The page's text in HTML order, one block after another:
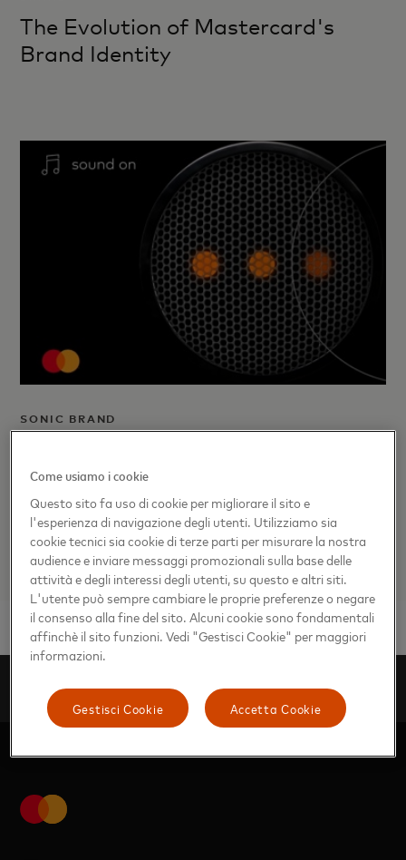
The Evolution of Mastercard's
Brand Identity
SONIC BRAND
Sonic Brand
Europa Redazione Kit stampa digitali
Come usiamo i cookie
Questo sito fa uso di cookie per migliorare il sito e
l'esperienza di navigazione degli utenti. Utilizziamo sia
cookie tecnici sia cookie di terze parti per misurare la nostra
audience e inviare messaggi promozionali sulla base delle
attività e degli interessi degli utenti, su questo e altri siti.
L'utente può sempre cambiare le proprie preferenze o negare
il consenso alla fine del sito. Alcuni cookie sono fondamentali
affinchè il sito funzioni. Vedi "Gestisci Cookie" per maggiori
informazioni.
Accetta Cookie
Gestisci Cookie